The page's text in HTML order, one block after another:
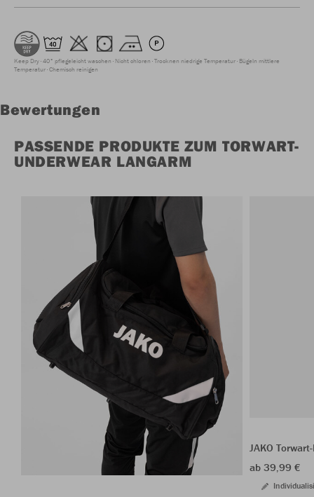
Keep Dry 40° pflegeleicht waschen Nicht chloren Trocknen niedrige Temperatur Bügeln mittlere
Temperatur Chemisch reinigen
Bewertungen
PASSENDE PRODUKTE ZUM TORWART-
UNDERWEAR LANGARM
JAKO
ab 39,99 €